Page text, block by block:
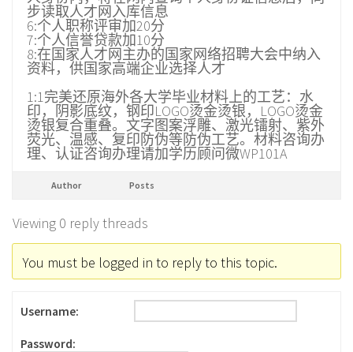
步读取人才网入库信息
6:个人职称评审加20分
7:个人信誉贷款加10分
8:在国家人才网主办的国家网络招聘大会中纳入
资料，供国家高端企业选择人才
1:1完美还原海外各大学毕业材料上的工艺：水
印，阴影底纹，钢印LOGO烫金烫银，LOGO烫金
烫银复合重叠。文字图案浮雕、激光镭射、紫外
荧光、温感、复印防伪等防伪工艺。材料咨询办
理、认证咨询办理请加学历顾问微WP101A
Author Posts
Viewing 0 reply threads
You must be logged in to reply to this topic.
Username:
Password: